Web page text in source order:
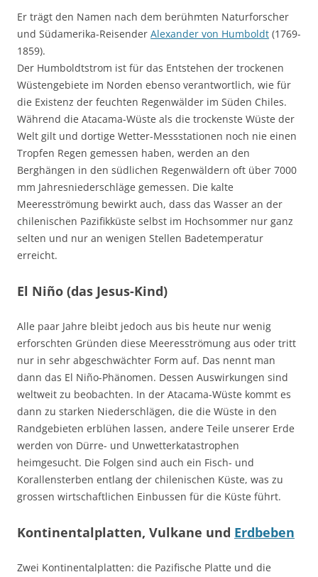
Er trägt den Namen nach dem berühmten Naturforscher
und Südamerika-Reisender Alexander von Humboldt (1769-
1859).
Der Humboldtstrom ist für das Entstehen der trockenen
Wüstengebiete im Norden ebenso verantwortlich, wie für
die Existenz der feuchten Regenwälder im Süden Chiles.
Während die Atacama-Wüste als die trockenste Wüste der
Welt gilt und dortige Wetter-Messstationen noch nie einen
Tropfen Regen gemessen haben, werden an den
Berghängen in den südlichen Regenwäldern oft über 7000
mm Jahresniederschläge gemessen. Die kalte
Meeresströmung bewirkt auch, dass das Wasser an der
chilenischen Pazifikküste selbst im Hochsommer nur ganz
selten und nur an wenigen Stellen Badetemperatur
erreicht.
El Niño (das Jesus-Kind)
Alle paar Jahre bleibt jedoch aus bis heute nur wenig
erforschten Gründen diese Meeresströmung aus oder tritt
nur in sehr abgeschwächter Form auf. Das nennt man
dann das El Niño-Phänomen. Dessen Auswirkungen sind
weltweit zu beobachten. In der Atacama-Wüste kommt es
dann zu starken Niederschlägen, die die Wüste in den
Randgebieten erblühen lassen, andere Teile unserer Erde
werden von Dürre- und Unwetterkatastrophen
heimgesucht. Die Folgen sind auch ein Fisch- und
Korallensterben entlang der chilenischen Küste, was zu
grossen wirtschaftlichen Einbussen für die Küste führt.
Kontinentalplatten, Vulkane und Erdbeben
Zwei Kontinentalplatten: die Pazifische Platte und die